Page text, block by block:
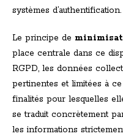
systèmes d’authentification.
Le principe de
place centrale dans ce
RGPD, les données
pertinentes et limitées à
finalités pour lesquelles
se traduit concrètement
les informations